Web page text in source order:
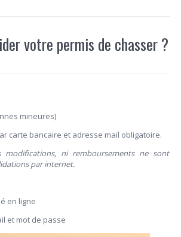
votre permis de chasser ?
mineures)
carte bancaire et adresse mail obligatoire.
modifications, ni remboursements ne sont
par internet.
en ligne
et mot de passe